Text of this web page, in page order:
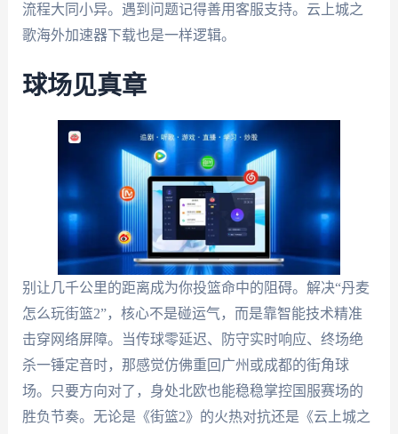
流程大同小异。遇到问题记得善用客服支持。云上城之
歌海外加速器下载也是一样逻辑。
球场见真章
别让几千公里的距离成为你投篮命中的阻碍。解决“丹麦
怎么玩街篮2”，核心不是碰运气，而是靠智能技术精准
击穿网络屏障。当传球零延迟、防守实时响应、终场绝
杀一锤定音时，那感觉仿佛重回广州或成都的街角球
场。只要方向对了，身处北欧也能稳稳掌控国服赛场的
胜负节奏。无论是《街篮2》的火热对抗还是《云上城之